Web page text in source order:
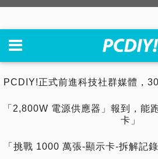
PCDIY!正式前進科技社群媒體，
「2,800W 電源供應器」報到，能
卡」
「挑戰 1000 萬張-顯示卡-拆解記